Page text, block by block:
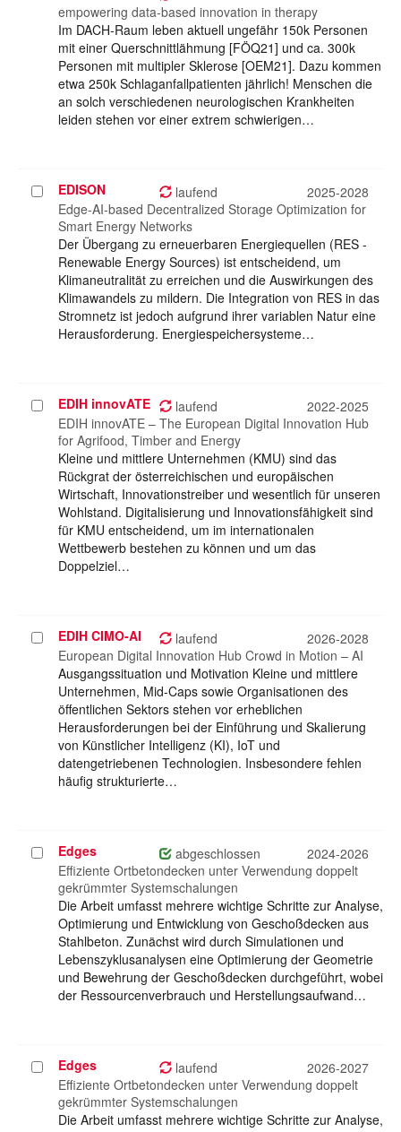
auswählen
empowering data-based innovation in therapy
Im DACH-Raum leben aktuell ungefähr 150k Personen
mit einer Querschnittlähmung [FÖQ21] und ca. 300k
Personen mit multipler Sklerose [OEM21]. Dazu kommen
etwa 250k Schlaganfallpatienten jährlich! Menschen die
an solch verschiedenen neurologischen Krankheiten
leiden stehen vor einer extrem schwierigen…
Projekt
auswählen
EDISON laufend
2025-2028
Edge-AI-based Decentralized Storage Optimization for
Smart Energy Networks
Der Übergang zu erneuerbaren Energiequellen (RES -
Renewable Energy Sources) ist entscheidend, um
Klimaneutralität zu erreichen und die Auswirkungen des
Klimawandels zu mildern. Die Integration von RES in das
Stromnetz ist jedoch aufgrund ihrer variablen Natur eine
Herausforderung. Energiespeichersysteme…
Projekt
auswählen
EDIH innovATE laufend
2022-2025
EDIH innovATE – The European Digital Innovation Hub
for Agrifood, Timber and Energy
Kleine und mittlere Unternehmen (KMU) sind das
Rückgrat der österreichischen und europäischen
Wirtschaft, Innovationstreiber und wesentlich für unseren
Wohlstand. Digitalisierung und Innovationsfähigkeit sind
für KMU entscheidend, um im internationalen
Wettbewerb bestehen zu können und um das
Doppelziel…
Projekt
auswählen
EDIH CIMO-AI laufend
2026-2028
European Digital Innovation Hub Crowd in Motion – AI
Ausgangssituation und Motivation Kleine und mittlere
Unternehmen, Mid-Caps sowie Organisationen des
öffentlichen Sektors stehen vor erheblichen
Herausforderungen bei der Einführung und Skalierung
von Künstlicher Intelligenz (KI), IoT und
datengetriebenen Technologien. Insbesondere fehlen
häufig strukturierte…
Projekt
auswählen
Edges abgeschlossen
2024-2026
Effiziente Ortbetondecken unter Verwendung doppelt
gekrümmter Systemschalungen
Die Arbeit umfasst mehrere wichtige Schritte zur Analyse,
Optimierung und Entwicklung von Geschoßdecken aus
Stahlbeton. Zunächst wird durch Simulationen und
Lebenszyklusanalysen eine Optimierung der Geometrie
und Bewehrung der Geschoßdecken durchgeführt, wobei
der Ressourcenverbrauch und Herstellungsaufwand…
Projekt
auswählen
Edges laufend
2026-2027
Effiziente Ortbetondecken unter Verwendung doppelt
gekrümmter Systemschalungen
Die Arbeit umfasst mehrere wichtige Schritte zur Analyse,